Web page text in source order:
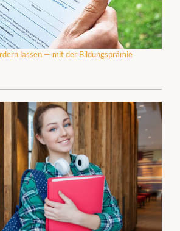
lassen — mit der Bildungsprämie